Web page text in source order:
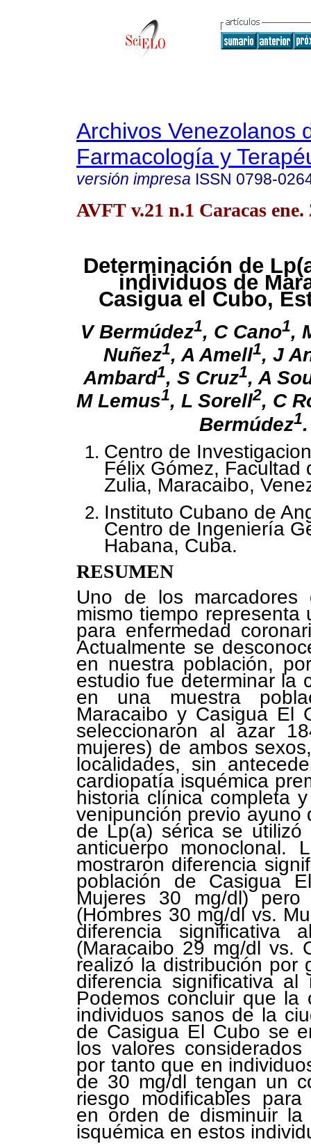
Archivos Venezolanos
Farmacología y
versión impresa ISSN 0798-
AVFT v.21 n.1 Caracas ene.
Determinación de
individuos de
Casigua el Cubo,
V Bermúdez1, C Cano1,
Nuñez1, A Amell1, J
Ambard1, S Cruz1, A
M Lemus1, L Sorell2, C
Bermúdez1.
Centro de
Félix Gómez,
Zulia, Maracaibo,
Instituto Cubano de
Centro de Ingeniería
Habana, Cuba.
RESUMEN
Uno de los
mismo tiempo
para enfermedad
Actualmente se
en nuestra población,
estudio fue determinar la
en una muestra
Maracaibo y Casigua El
seleccionaron al azar
mujeres) de ambos
localidades, sin
cardiopatía isquémica
historia clínica completa
venipunción previo ayuno
de Lp(a) sérica se
anticuerpo monoclonal.
mostraron diferencia
población de Casigua
Mujeres 30 mg/dl)
(Hombres 30 mg/dl vs.
diferencia significativa
(Maracaibo 29 mg/dl vs.
realizó la distribución por
diferencia significativa al
Podemos concluir que la
individuos sanos de la
de Casigua El Cubo se
los valores
por tanto que en
de 30 mg/dl tengan un
riesgo modificables para
en orden de disminuir la
isquémica en estos